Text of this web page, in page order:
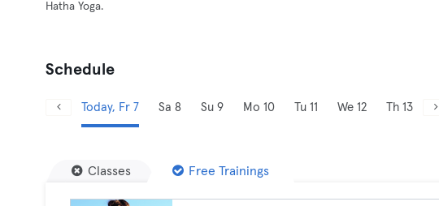
Hatha Yoga.
Schedule
Today, Fr 7 Sa 8 Su 9 Mo 10 Tu 11 We 12 Th 13
Classes Free Trainings